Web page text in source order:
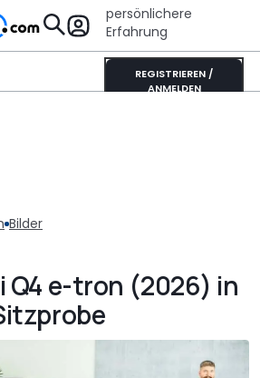
persönlichere
Erfahrung
REGISTRIEREN /
ANMELDEN
Bilder
Q4 e-tron (2026) in